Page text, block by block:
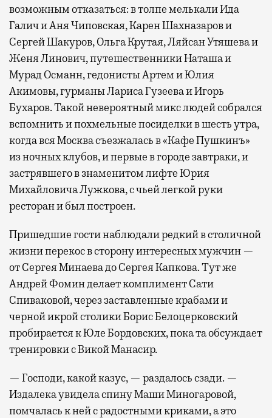
возможным отказаться: в толпе мелькали Ида
Галич и Аня Чиповская, Карен Шахназаров и
Сергей Шакуров, Ольга Крутая, Ляйсан Утяшева и
Женя Линович, путешественники Наташа и
Мурад Османн, гедонисты Артем и Юлия
Акимовы, гурманы Лариса Гузеева и Игорь
Бухаров. Такой невероятный микс людей собрался
вспомнить и похмельные посиделки в шесть утра,
когда вся Москва съезжалась в «Кафе Пушкинъ»
из ночных клубов, и первые в городе завтраки, и
застрявшего в знаменитом лифте Юрия
Михайловича Лужкова, с чьей легкой руки
ресторан и был построен.
Пришедшие гости наблюдали редкий в столичной
жизни перекос в сторону интересных мужчин —
от Сергея Минаева до Сергея Капкова. Тут же
Андрей Фомин делает комплимент Сати
Спиваковой, через заставленные крабами и
черной икрой столики Борис Белоцерковский
пробирается к Юле Бордовских, пока та обсуждает
тренировки с Викой Манасир.
— Господи, какой казус, — раздалось сзади. —
Издалека увидела спину Маши Миногаровой,
помчалась к ней с радостными криками, а это